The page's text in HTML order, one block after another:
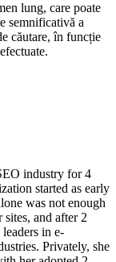
lung, care poate
semnificativă a
căutare, în funcție
industry for 4
started as early
was not enough
and after 2
in e-
Privately, she